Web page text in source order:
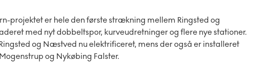
projektet er hele den første strækning mellem Ringsted og
med nyt dobbeltspor, kurveudretninger og flere nye stationer.
og Næstved nu elektrificeret, mens der også er installeret
og Nykøbing Falster.